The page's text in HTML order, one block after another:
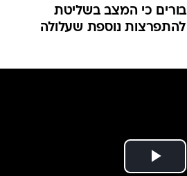
כי המצב בשליטת
נוספת שעלולה